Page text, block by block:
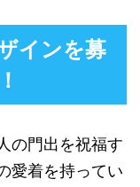
インを募
の門出を祝福す
愛着を持ってい